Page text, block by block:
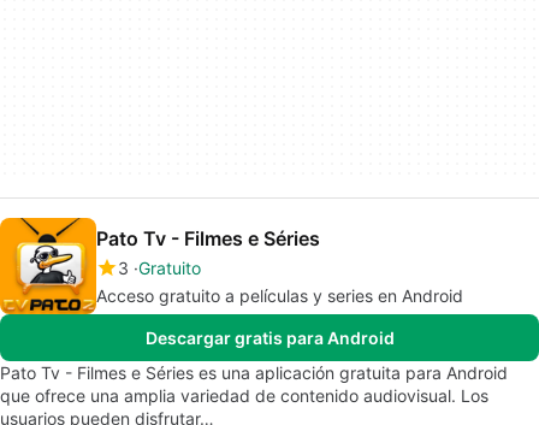
Pato Tv - Filmes e Séries
3 Gratuito
Acceso gratuito a películas y series en Android
Descargar gratis para Android
Pato Tv - Filmes e Séries es una aplicación gratuita para Android
que ofrece una amplia variedad de contenido audiovisual. Los
usuarios pueden disfrutar…